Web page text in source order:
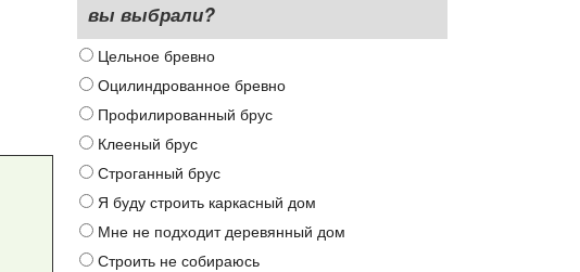
вы выбрали?
Цельное бревно
Оцилиндрованное бревно
Профилированный брус
Клееный брус
Строганный брус
Я буду строить каркасный дом
Мне не подходит деревянный дом
Строить не собираюсь